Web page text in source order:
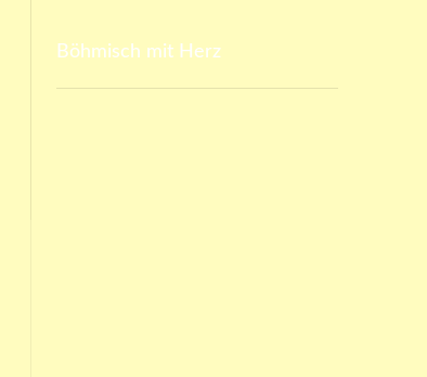
Böhmisch mit Herz